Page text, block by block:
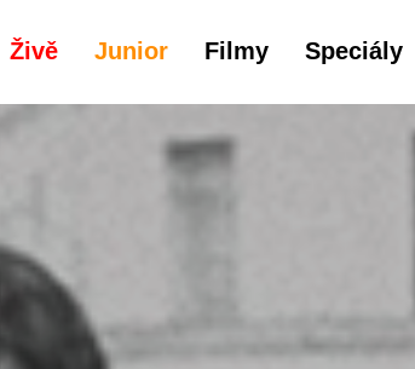
Živě Junior Filmy Speciály